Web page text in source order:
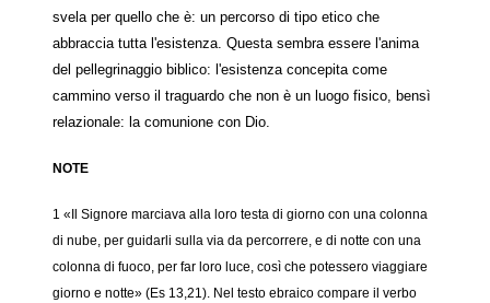
svela per quello che è: un percorso di tipo etico che
abbraccia tutta l'esistenza. Questa sembra essere l'anima
del pellegrinaggio biblico: l'esistenza concepita come
cammino verso il traguardo che non è un luogo fisico, bensì
relazionale: la comunione con Dio.
NOTE
1 «Il Signore marciava alla loro testa di giorno con una colonna
di nube, per guidarli sulla via da percorrere, e di notte con una
colonna di fuoco, per far loro luce, così che potessero viaggiare
giorno e notte» (Es 13,21). Nel testo ebraico compare il verbo